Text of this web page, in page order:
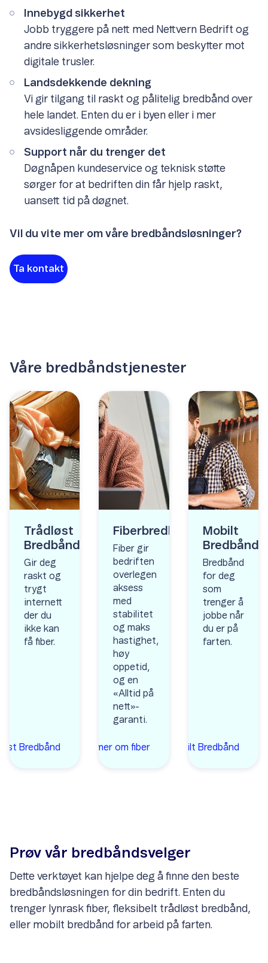
Innebygd sikkerhet
Jobb tryggere på nett med Nettvern Bedrift og
andre sikkerhetsløsninger som beskytter mot
digitale trusler.
Landsdekkende dekning
Vi gir tilgang til raskt og pålitelig bredbånd over
hele landet. Enten du er i byen eller i mer
avsidesliggende områder.
Support når du trenger det
Døgnåpen kundeservice og teknisk støtte
sørger for at bedriften din får hjelp raskt,
uansett tid på døgnet.
Vil du vite mer om våre bredbåndsløsninger?
Ta kontakt
Våre bredbåndstjenester
Trådløst
Bredbånd
Gir deg
raskt og
trygt
internett
der du
ikke kan
få fiber.
Bredbånd
Fiberbredbånd
Fiber gir
bedriften
overlegen
aksess
med
stabilitet
og maks
hastighet,
høy
oppetid,
og en
«Alltid på
nett»-
garanti.
Les mer om fiber
Mobilt
Bredbånd
Bredbånd
for deg
som
trenger å
jobbe når
du er på
farten.
Les mer om Mobilt Bredbånd
Prøv vår bredbåndsvelger
Dette verktøyet kan hjelpe deg å finne den beste
bredbåndsløsningen for din bedrift. Enten du
trenger lynrask fiber, fleksibelt trådløst bredbånd,
eller mobilt bredbånd for arbeid på farten.